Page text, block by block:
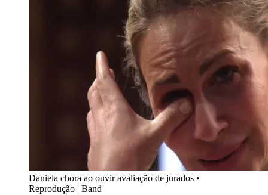
Daniela chora ao ouvir avaliação de jurados •
Reprodução | Band